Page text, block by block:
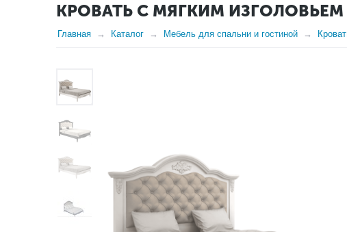
КРОВАТЬ С МЯГКИМ ИЗГОЛОВЬЕМ
Главная Каталог Мебель для спальни и гостиной